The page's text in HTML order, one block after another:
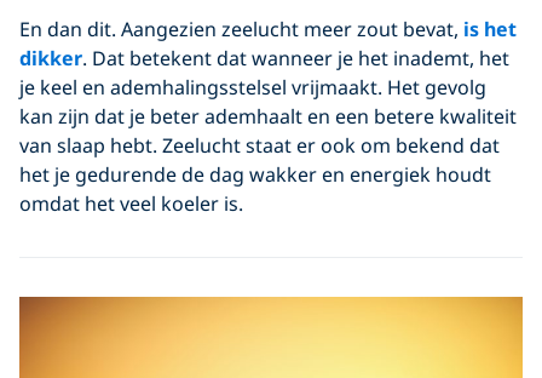
En dan dit. Aangezien zeelucht meer zout bevat, is het
dikker. Dat betekent dat wanneer je het inademt, het
je keel en ademhalingsstelsel vrijmaakt. Het gevolg
kan zijn dat je beter ademhaalt en een betere kwaliteit
van slaap hebt. Zeelucht staat er ook om bekend dat
het je gedurende de dag wakker en energiek houdt
omdat het veel koeler is.